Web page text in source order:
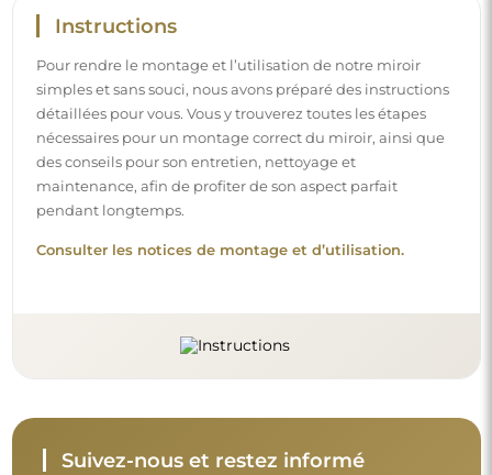
Instructions
Pour rendre le montage et l’utilisation de notre miroir
simples et sans souci, nous avons préparé des instructions
détaillées pour vous. Vous y trouverez toutes les étapes
nécessaires pour un montage correct du miroir, ainsi que
des conseils pour son entretien, nettoyage et
maintenance, afin de profiter de son aspect parfait
pendant longtemps.
Consulter les notices de montage et d’utilisation.
Suivez-nous et restez informé